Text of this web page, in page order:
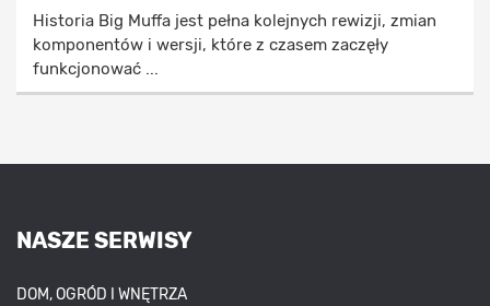
Historia Big Muffa jest pełna kolejnych rewizji, zmian
komponentów i wersji, które z czasem zaczęły
funkcjonować ...
NASZE SERWISY
DOM, OGRÓD I WNĘTRZA